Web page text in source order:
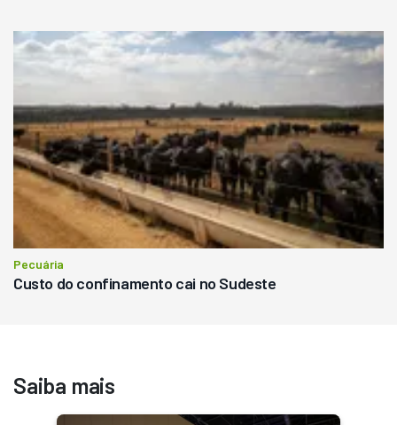
Pecuária
Custo do confinamento cai no Sudeste
Saiba mais